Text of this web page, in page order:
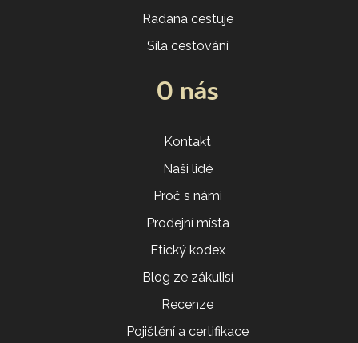
Radana cestuje
Síla cestování
O nás
Kontakt
Naši lidé
Proč s námi
Prodejní místa
Etický kodex
Blog ze zákulisí
Recenze
Pojištění a certifikace